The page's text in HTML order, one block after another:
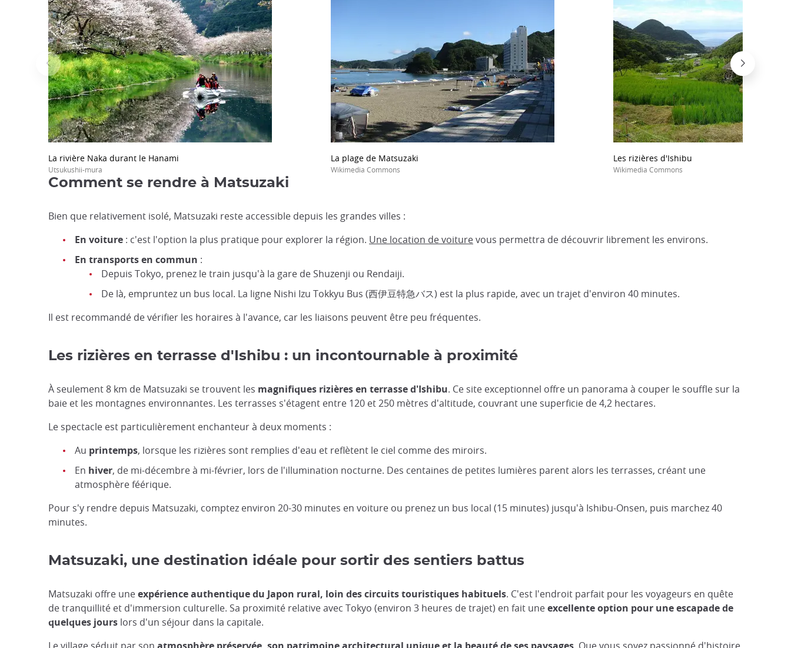
La rivière Naka durant le Hanami
Utsukushii-mura
La plage de Matsuzaki
Wikimedia Commons
Les rizières d'Ishibu
Wikimedia Commons
Comment se rendre à Matsuzaki
Bien que relativement isolé, Matsuzaki reste accessible depuis les grandes villes :
En voiture : c'est l'option la plus pratique pour explorer la région. Une location de voiturevous permettra de découvrir librement les environs.
En transports en commun :
Depuis Tokyo, prenez le train jusqu'à la gare de Shuzenji ou Rendaiji.
De là, empruntez un bus local. La ligne Nishi Izu Tokkyu Bus (西伊豆特急バス) est la plus rapide, avec un trajet d'environ 40 minutes.
Il est recommandé de vérifier les horaires à l'avance, car les liaisons peuvent être peu fréquentes.
Les rizières en terrasse d'Ishibu : un incontournable à proximité
À seulement 8 km de Matsuzaki se trouvent les magnifiques rizières en terrasse d'Ishibu. Ce site exceptionnel offre un panorama à couper le souffle sur la
baie et les montagnes environnantes. Les terrasses s'étagent entre 120 et 250 mètres d'altitude, couvrant une superficie de 4,2 hectares.
Le spectacle est particulièrement enchanteur à deux moments :
Au printemps, lorsque les rizières sont remplies d'eau et reflètent le ciel comme des miroirs.
En hiver, de mi-décembre à mi-février, lors de l'illumination nocturne. Des centaines de petites lumières parent alors les terrasses, créant une
atmosphère féérique.
Pour s'y rendre depuis Matsuzaki, comptez environ 20-30 minutes en voiture ou prenez un bus local (15 minutes) jusqu'à Ishibu-Onsen, puis marchez 40
minutes.
Matsuzaki, une destination idéale pour sortir des sentiers battus
Matsuzaki offre uneexpérience authentique du Japon rural, loin des circuits touristiques habituels. C'est l'endroit parfait pour les voyageurs en quête
de tranquillité et d'immersion culturelle. Sa proximité relative avec Tokyo (environ 3 heures de trajet) en fait uneexcellente option pour une escapade de
quelques jours lors d'un séjour dans la capitale.